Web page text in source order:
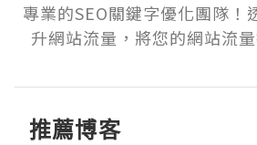
專業的SEO關鍵字優化團隊！
升網站流量，將您的網站流
推薦博客